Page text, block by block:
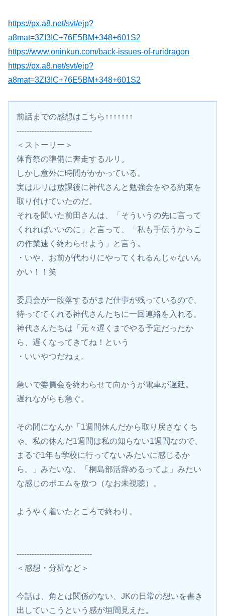
https://px.a8.net/svt/ejp?
a8mat=3ZI3IC+76E5BM+348+601S2
https://www.oninkun.com/back-issues-of-ruridragon
https://px.a8.net/svt/ejp?
a8mat=3ZI3IC+76E5BM+348+601S2
前話までの感想はこちら↑↑↑↑↑↑↑
------------------------------
＜ストーリー＞
体育祭の準備に奔走するルリ。
しかし意外に時間がかかっている。
実はルリは放課後に神代さんと勉強会をやる約束を
取り付けていたのだ。
それを聞いた前田さんは、「そういうの先に言って
くれればいいのに」と言って、「私も手伝うからこ
の作業速く終わらせよう」と言う。
・いや、お前が代わりにやってくれるんじゃないん
かい！！笑
委員会が一段落するがまだ仕事が残っているので、
待っててくれる神代さんたちに一回連絡を入れる。
神代さんたちは「元々遅くまでやる予定だったか
ら、遅くなってきてね！という
・いいやつだねぇ。
急いで委員会を終わらせて向かうが電車が遅延。
遅れながらも急ぐ。
その間になんか「1週間休んだから取り戻さなくち
ゃ。私の休んだ1週間は私の知らない1週間なので、
まるで1年も学校に行ってないみたいに感じるか
ら。」みたいな、「桐島部活辞めるってよ」みたい
な感じのポエムを放つ（なお未視聴）。
ようやく着いたところで終わり。
------------------------------
＜感想・分析など＞
今話は、角とは関係のない、JKの日常の想いを書き
出していこうという感が垣間見えた。